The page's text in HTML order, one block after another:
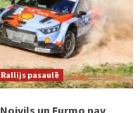
Rallijs pasaulē
Noivils un Furmo nav